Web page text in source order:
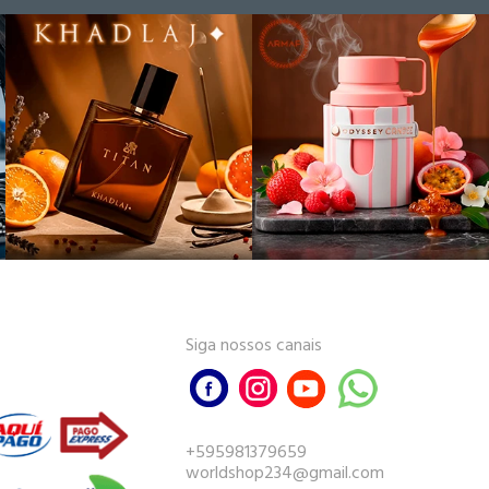
Siga nossos canais
+595981379659
worldshop234@gmail.com